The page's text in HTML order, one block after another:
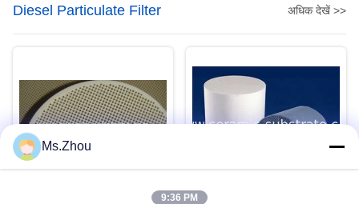
Diesel Particulate Filter अधिक देखें >>
Ms.Zhou
9:36 PM